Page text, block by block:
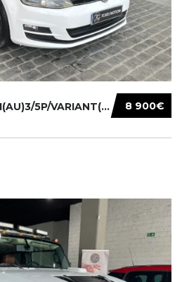
8 900€
VOLKSWAGEN GOLF VII(AU)3/5P/VARIANT(12-16 20...